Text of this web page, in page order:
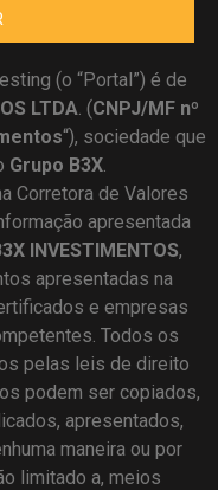
(o “Portal”) é de
LTDA. (CNPJ/MF nº
“), sociedade que
Grupo B3X.
Corretora de Valores
apresentada
INVESTIMENTOS,
apresentadas na
e empresas
Todos os
pelas leis de direito
podem ser copiados,
apresentados,
maneira ou por
limitado a, meios